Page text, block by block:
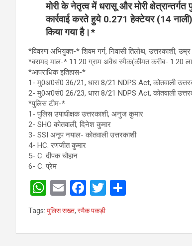
मोरी के नेतृत्व में धरासू और मोरी
कार्रवाई करते हुये 0.271 हेक्टेयर (14
किया गया है।*
*विवरण अभियुक्त-* शिवम गर्ग, निवासी तिलोथ, उत्तरकाशी, उम्र
*बरामद माल-* 11.20 ग्राम अवैध स्मैक(कीमत करीब- 1.20
*आपराधिक इतिहास-*
1- मु0अ0सं0 36/21, धारा 8/21 NDPS Act, कोतवाली
2- मु0अ0सं0 26/23, धारा 8/21 NDPS Act, कोतवाली
*पुलिस टीम-*
1- पुलिस उपाधीक्षक उत्तरकाशी, अनुज कुमार
2- SHO कोतवाली, दिनेश कुमार
3- SSI अनूप नयाल- कोतवाली उत्तरकाशी
4- HC. रणजीत कुमार
5- C. दीपक चौहान
6- C. प्रेम
W
h
at
s
E
m
ail
F
a
ce
b
T
er e
Tags: पुलिस सख्त, स्मैक पकड़ी